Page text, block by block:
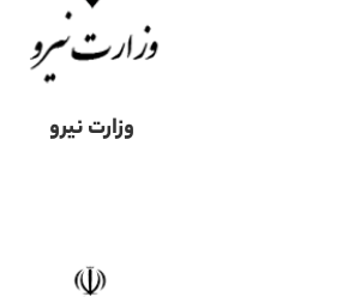
وزارت نیرو